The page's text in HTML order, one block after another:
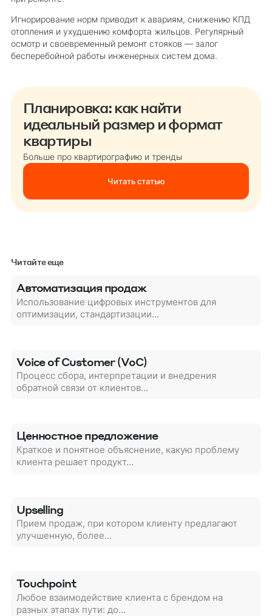
Игнорирование норм приводит к авариям, снижению КПД
отопления и ухудшению комфорта жильцов. Регулярный
осмотр и своевременный ремонт стояков — залог
бесперебойной работы инженерных систем дома.
Планировка: как найти
идеальный размер и формат
квартиры
Больше про квартирографию и тренды
Читать статью
Читайте еще
Автоматизация продаж
Использование цифровых инструментов для
оптимизации, стандартизации...
Voice of Customer (VoC)
Процесс сбора, интерпретации и внедрения
обратной связи от клиентов...
Ценностное предложение
Краткое и понятное объяснение, какую проблему
клиента решает продукт...
Upselling
Прием продаж, при котором клиенту предлагают
улучшенную, более...
Touchpoint
Любое взаимодействие клиента с брендом на
разных этапах пути: до...